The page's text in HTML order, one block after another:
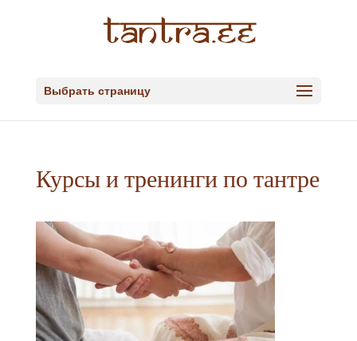
Выбрать страницу
Курсы и тренинги по тантре